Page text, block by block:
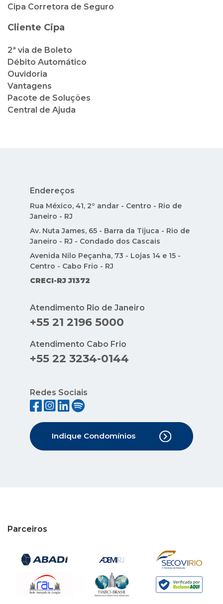
Cipa Corretora de Seguro
Cliente Cipa
2ª via de Boleto
Débito Automático
Ouvidoria
Vantagens
Pacote de Soluções
Central de Ajuda
Endereços
Rua México, 41, 2º andar - Centro - Rio de
Janeiro - RJ
Av. Nuta James, 65 - Barra da Tijuca - Rio de
Janeiro - RJ - Condado dos Cascais
Avenida Nilo Peçanha, 73 - Lojas 14 e 15 -
Centro - Cabo Frio - RJ
CRECI-RJ J1372
Atendimento Rio de Janeiro
+55 21 2196 5000
Atendimento Cabo Frio
+55 22 3234-0144
Redes Sociais
Indique Condomínios
Parceiros